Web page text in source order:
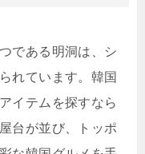
である明洞は、シ
れています。韓国
イテムを探すなら
台が並び、トッポ